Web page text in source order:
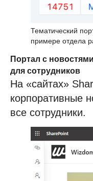
Тематический
примере отдела
Портал с
для сотрудников
На «сайтах»
корпоративные
все сотрудники.